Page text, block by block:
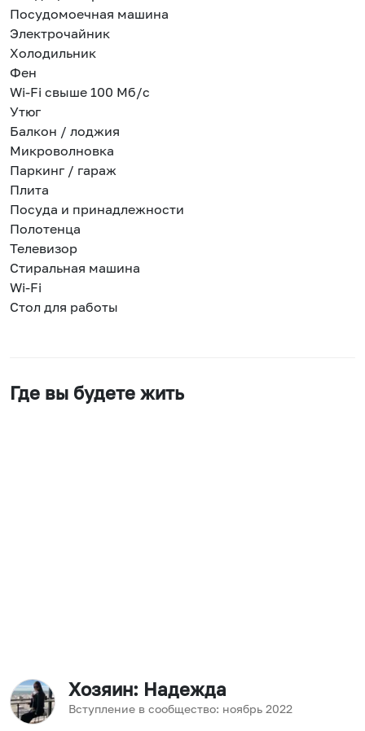
Посудомоечная машина
Электрочайник
Холодильник
Фен
Wi-Fi свыше 100 Мб/с
Утюг
Балкон / лоджия
Микроволновка
Паркинг / гараж
Плита
Посуда и принадлежности
Полотенца
Телевизор
Стиральная машина
Wi-Fi
Стол для работы
Где вы будете жить
Хозяин: Надежда
Вступление в сообщество: ноябрь 2022